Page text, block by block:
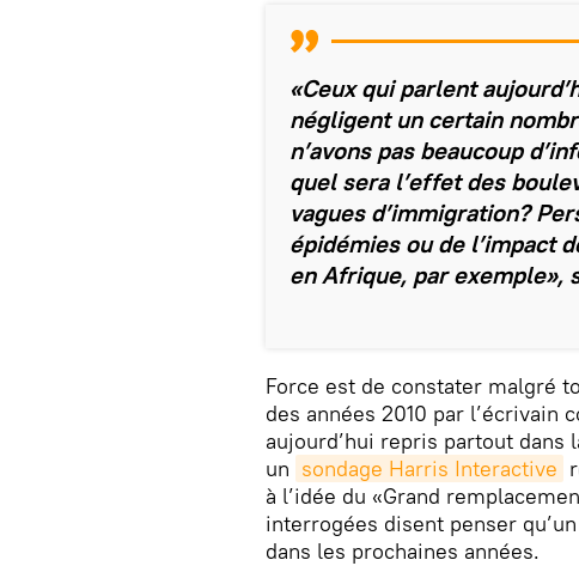
«Ceux qui parlent
négligent un certain
n’avons pas beaucoup
quel sera l’effet des
vagues d’immigration?
épidémies ou de l’impact
en Afrique, par exemple»,
Force est de constater malgré
des années 2010 par l’écrivain
aujourd’hui repris partout dans
un sondage Harris Interactive
à l’idée du «Grand
interrogées disent penser
dans les prochaines années.